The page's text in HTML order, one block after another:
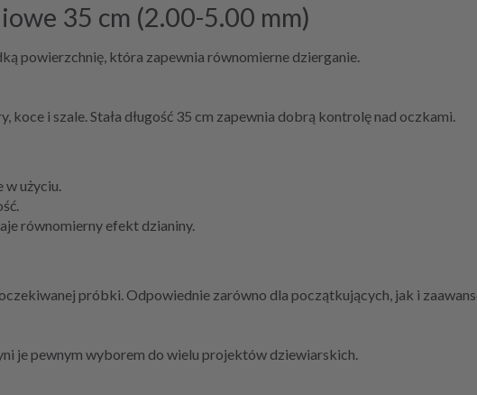
35 cm (2.00-5.00 mm)
powierzchnię, która zapewnia równomierne dzierganie.
i szale. Stała długość 35 cm zapewnia dobrą kontrolę nad oczkami.
w użyciu.
równomierny efekt dzianiny.
próbki. Odpowiednie zarówno dla początkujących, jak i
je pewnym wyborem do wielu projektów dziewiarskich.